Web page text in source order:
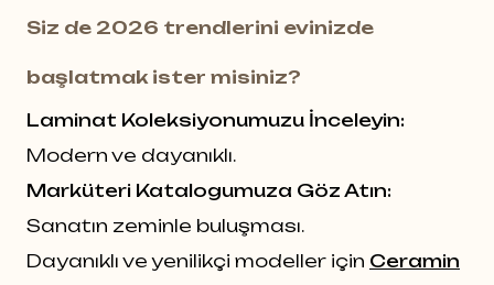
Siz de 2026 trendlerini evinizde
başlatmak ister misiniz?
Laminat Koleksiyonumuzu İnceleyin:
Modern ve dayanıklı.
Marküteri Katalogumuza Göz Atın:
Sanatın zeminle buluşması.
Dayanıklı ve yenilikçi modeller için Ceramin